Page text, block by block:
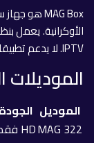
IPTV. لا يدعم تطبيقات Android أو Play Store.
الموديلات
الموديل الجودة
MAG 322HD فقط